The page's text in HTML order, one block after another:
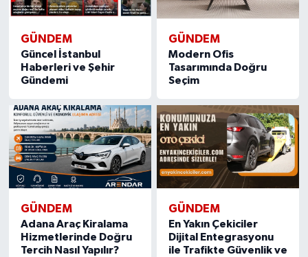
GÜNDEM
Güncel İstanbul
Haberleri ve Şehir
Gündemi
GÜNDEM
Modern Ofis
Tasarımında Doğru
Seçim
GÜNDEM
Adana Araç Kiralama
Hizmetlerinde Doğru
Tercih Nasıl Yapılır?
GÜNDEM
En Yakın Çekiciler
Dijital Entegrasyonu
ile Trafikte Güvenlik ve